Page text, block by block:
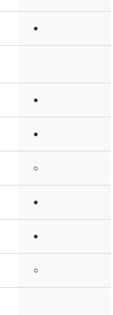
●
●
●
○
●
●
○